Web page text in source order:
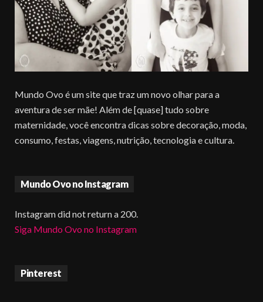
Mundo Ovo é um site que traz um novo olhar para a
aventura de ser mãe! Além de [quase] tudo sobre
maternidade, você encontra dicas sobre decoração, moda,
consumo, festas, viagens, nutrição, tecnologia e cultura.
Mundo Ovo no Instagram
Instagram did not return a 200.
Siga Mundo Ovo no Instagram
Pinterest